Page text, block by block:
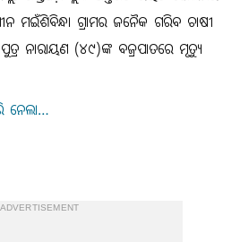
ମଇଁଶିବିନ୍ଧା ଗ୍ରାମର ଜନୈକ ଗରିବ ଚାଷୀ
ନାରାୟଣ (୪୯)ଙ୍କ ବଜ୍ରପାତରେ ମୃତ୍ୟୁ
ନେଲା…
ADVERTISEMENT